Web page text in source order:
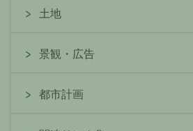
土地
景観・広告
都市計画